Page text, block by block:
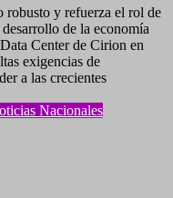
robusto y refuerza el rol de
de la economía
Center de Cirion en
exigencias de
a las crecientes
Nacionales